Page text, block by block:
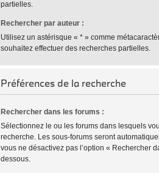
partielles.
Rechercher par auteur :
Utilisez un astérisque « * » comme
souhaitez effectuer des recherches partielles.
Préférences de la recherche
Rechercher dans les forums :
Sélectionnez le ou les forums dans lesquels
recherche. Les sous-forums seront
vous ne désactivez pas l’option « Rechercher
dessous.